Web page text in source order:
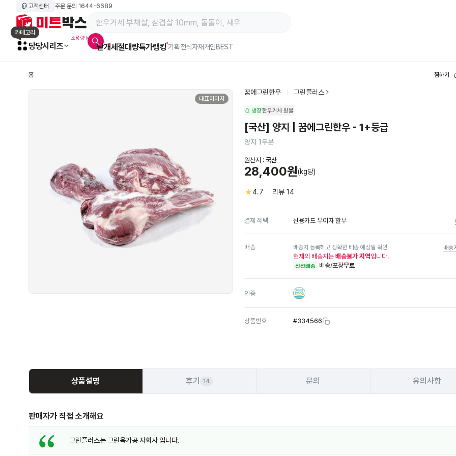
고객센터 주문 문의 1644-6689
메인 페이지 바로가기
카테고리
당당시리즈
소용량 kg육
낱개세절대량특가랭킹알람아이콘
기획전식자재개인BEST
홈 찜하기
대표이미지
꿈에그린한우 그린플러스
냉장한우거세 원물
[국산] 양지 | 꿈에그린한우 - 1+등급
양지 1두분
원산지 : 국산
28,400원(kg당)
4.7 리뷰 14
결제 혜택 신용카드 무이자 할부
배송 배송지 등록하고 정확한 배송 예정일 확인 배송
현재의 배송지는 배송불가 지역입니다.
신선배송 배송/포장무료
인증
상품번호 #334566
상품설명 후기 14 문의 유의사항
판매자가 직접 소개해요
그린플러스는 그린육가공 자회사 입니다.